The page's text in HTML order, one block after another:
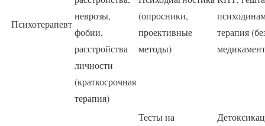
Психотерапевт
неврозы,
фобии,
расстройства
личности
(краткосрочная
терапия)
(опросники,
проективные
методы)
терапия
Тесты на